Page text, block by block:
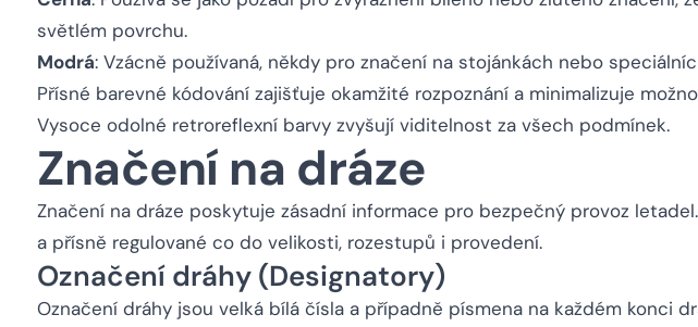
světlém povrchu.
Modrá: Vzácně používaná, někdy pro značení na stojánkách nebo
Přísné barevné kódování zajišťuje okamžité rozpoznání a minimalizuje
Vysoce odolné retroreflexní barvy zvyšují viditelnost za všech podmínek.
Značení na dráze
Značení na dráze poskytuje zásadní informace pro bezpečný provoz
a přísně regulované co do velikosti, rozestupů i provedení.
Označení dráhy (Designatory)
Označení dráhy jsou velká bílá čísla a případně písmena na každém konci